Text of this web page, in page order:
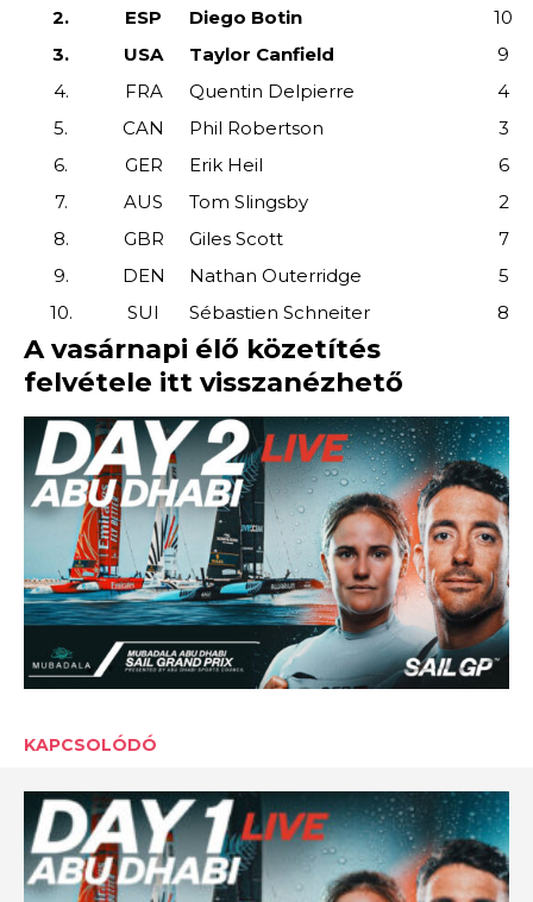
2.
ESP Diego Botin
10
3.
USA Taylor Canfield
9
4.
FRA Quentin Delpierre
4
5.
CAN Phil Robertson
3
6.
GER Erik Heil
6
7.
AUS Tom Slingsby
2
8.
GBR Giles Scott
7
9.
DEN Nathan Outerridge
5
10.
SUI Sébastien Schneiter 8
A vasárnapi élő közetítés
felvétele itt visszanézhető
KAPCSOLÓDÓ